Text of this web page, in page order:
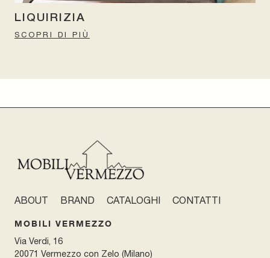
LIQUIRIZIA
SCOPRI DI PIÙ
ABOUT BRAND CATALOGHI CONTATTI
MOBILI VERMEZZO
Via Verdi, 16
20071 Vermezzo con Zelo (Milano)